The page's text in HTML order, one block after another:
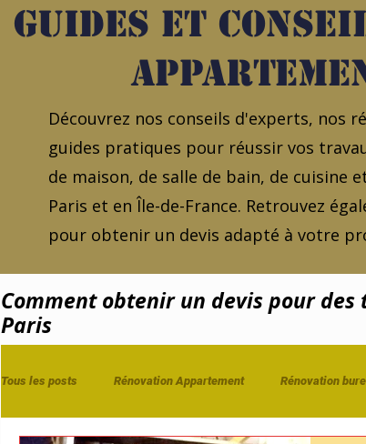
Guides et
Découvrez nos conseils d'experts, nos
guides pratiques pour réussir vos
de maison, de salle de bain, de cuisine
Paris et en Île-de-France. Retrouvez
pour obtenir un devis adapté à votre
Comment obtenir un devis pour
Paris
Tous les posts Rénovation Appartement Rénovation